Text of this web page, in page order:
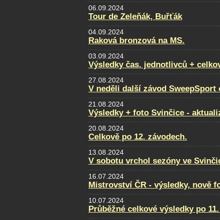
06.09.2024
Tour de Zeleňák, Buřťák
04.09.2024
Raková bronzová na MS.
03.09.2024
Výsledky čas. jednotlivců +
27.08.2024
V neděli další závod SweepSport
21.08.2024
Výsledky + foto Svinčice -
20.08.2024
Celkově po 12. závodech.
13.08.2024
V sobotu vrchol sezóny ve
16.07.2024
Mistrovství ČR - výsledky, nově
10.07.2024
Průběžné celkové výsledky po